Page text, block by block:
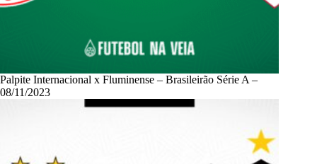
Palpite Internacional x Fluminense – Brasileirão Série A –
08/11/2023